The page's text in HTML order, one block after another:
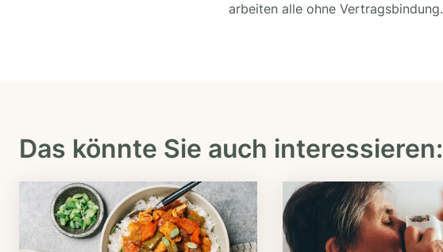
arbeiten alle ohne Vertragsbindung.
Das könnte Sie auch interessieren: